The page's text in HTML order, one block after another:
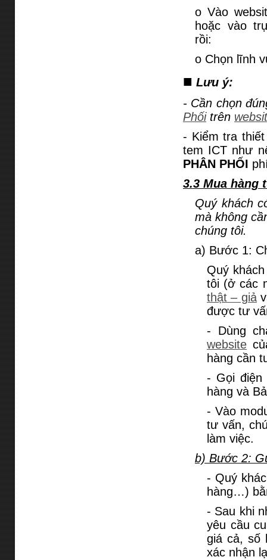
o Vào
hoặc vào
rồi:
o Chọn lĩnh
■ Lưu ý:
- Cần chọn
Phốitrên
- Kiểm tra
tem ICT như
PHÂN PHỐI
3.3 Mua hàng
Quý khách
mà không
chúng tôi.
a) Bước 1:
Quý
tôi (ở các
thật – giả
được tư
- Dùng
website
hàng cần
- Gọi điện
hàng và
- Vào
tư vấn,
làm việc.
b) Bước 2:
- Quý
hàng…)
- Sau khi
yêu cầu
giá cả, số
xác nhận